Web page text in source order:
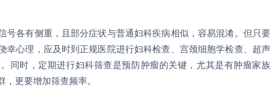
号各有侧重，且部分症状与普通妇科疾病相似，容易混淆。但只要
幸心理，应及时到正规医院进行妇科检查、宫颈细胞学检查、超声
同时，定期进行妇科筛查是预防肿瘤的关键，尤其是有肿瘤家族
更要增加筛查频率。